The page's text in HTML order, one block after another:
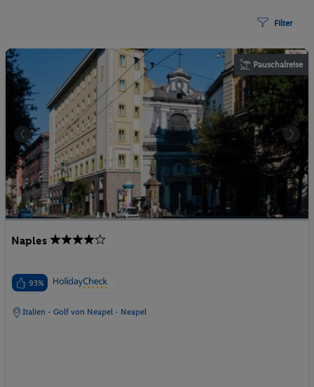
Filter
Pauschalreise
Naples
93%
Italien - Golf von Neapel - Neapel